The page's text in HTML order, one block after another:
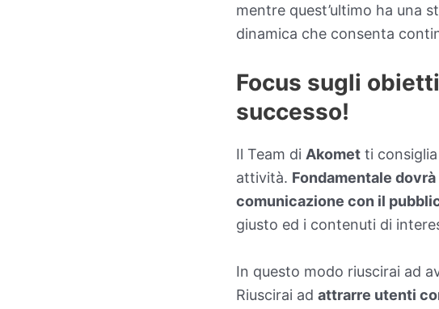
mentre quest’ultimo ha una
dinamica che consenta
Focus sugli
successo!
Il Team di Akomet ti
attività. Fondamentale
comunicazione con il
giusto ed i contenuti di
In questo modo riuscirai ad
Riuscirai ad attrarre utenti